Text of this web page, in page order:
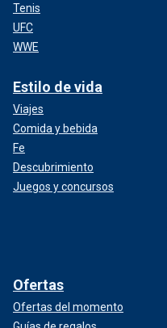
Tenis
UFC
WWE
Estilo de vida
Viajes
Comida y bebida
Fe
Descubrimiento
Juegos y concursos
Ofertas
Ofertas del momento